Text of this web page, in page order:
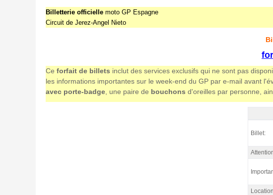
Billetterie officielle moto GP Espagne
Circuit de Jerez-Angel Nieto
Ce forfait de billets inclut des services exclusifs qui ne sont pas
les informations importantes sur le week-end du GP par e-mail avant
avec porte-badge , une paire de bouchons d'oreilles par personne,
Billet
Billet: